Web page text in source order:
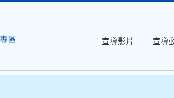
宣導影片 宣導